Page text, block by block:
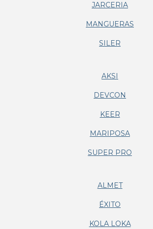
JARCERIA
MANGUERAS
SILER
AKSI
DEVCON
KEER
MARIPOSA
SUPER PRO
ALMET
ÉXITO
KOLA LOKA